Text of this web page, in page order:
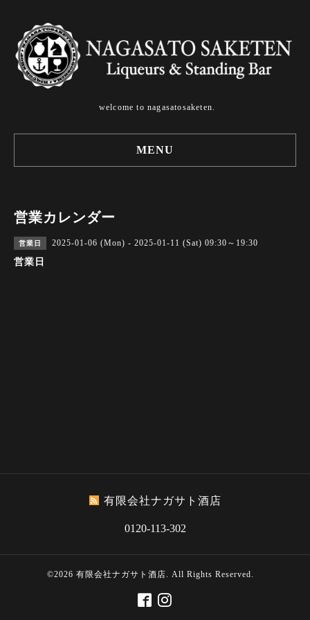
welcome to nagasatosaketen.
MENU
営業カレンダー
営業日 2025-01-06 (Mon) - 2025-01-11 (Sat) 09:30～19:30
営業日
有限会社ナガサト酒店
0120-113-302
©2026 有限会社ナガサト酒店. All Rights Reserved.